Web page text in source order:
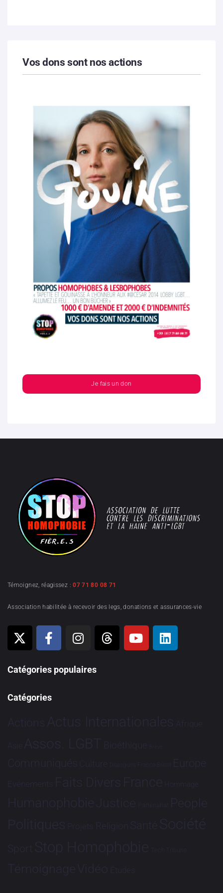
Vos dons sont nos actions
Je fais un don
Témoignez, réagissez :07 71 80 08 71
Association habilitée à recevoir des legs, donations et assurances-vie
Catégories populaires
Catégories
Actions Actus Internationales Afrique
Asie Assos. LGBT Bioéthique Brève
Communiqués Culture Dialogues France-Brésil Europe
Evénements Faits Divers France Hommage
HumanophobieJustice Partenariat People
Politiques Projets Religion Santé Société
Sport Stop Homophobie Tech Tribune
TémoignageVidéo Études